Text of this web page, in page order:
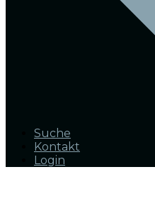
Suche
Kontakt
Login